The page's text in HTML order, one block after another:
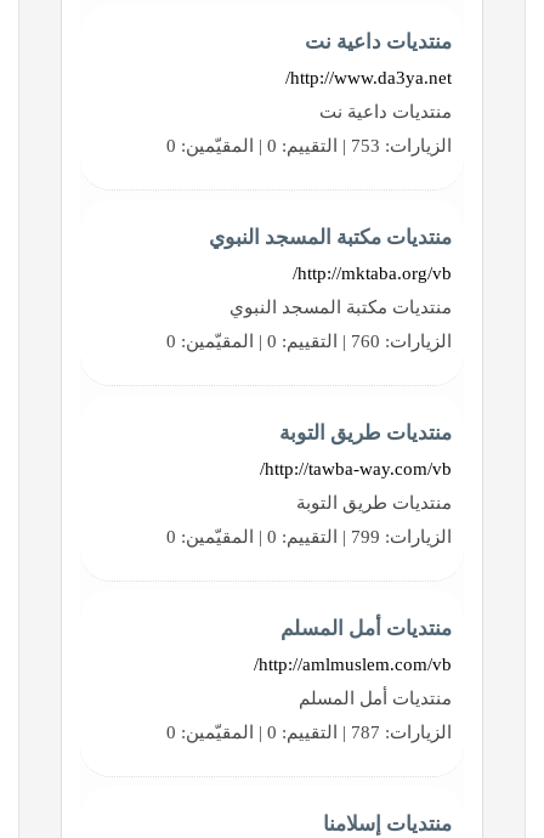
منتديات داعية نت
http://www.da3ya.net/
منتديات داعية نت
الزيارات: 753 | التقييم: 0 | المقيّمين: 0
منتديات مكتبة المسجد النبوي
http://mktaba.org/vb/
منتديات مكتبة المسجد النبوي
الزيارات: 760 | التقييم: 0 | المقيّمين: 0
منتديات طريق التوبة
http://tawba-way.com/vb/
منتديات طريق التوبة
الزيارات: 799 | التقييم: 0 | المقيّمين: 0
منتديات أمل المسلم
http://amlmuslem.com/vb/
منتديات أمل المسلم
الزيارات: 787 | التقييم: 0 | المقيّمين: 0
منتديات إسلامنا